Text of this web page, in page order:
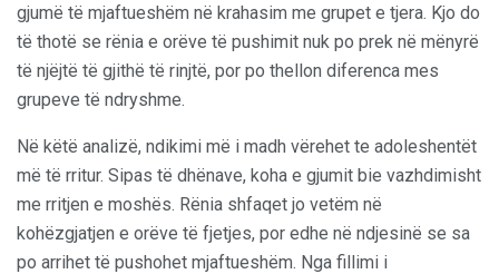
gjumë të mjaftueshëm në krahasim me grupet e tjera. Kjo do
të thotë se rënia e orëve të pushimit nuk po prek në mënyrë
të njëjtë të gjithë të rinjtë, por po thellon diferenca mes
grupeve të ndryshme.
Në këtë analizë, ndikimi më i madh vërehet te adoleshentët
më të rritur. Sipas të dhënave, koha e gjumit bie vazhdimisht
me rritjen e moshës. Rënia shfaqet jo vetëm në
kohëzgjatjen e orëve të fjetjes, por edhe në ndjesinë se sa
po arrihet të pushohet mjaftueshëm. Nga fillimi i